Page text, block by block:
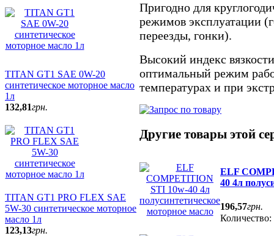
TITAN GT1 SAE 0W-20
синтетическое моторное масло
1л
132,81грн.
TITAN GT1 PRO FLEX SAE
5W-30 синтетическое моторное
масло 1л
123,13грн.
Пригодно для
режимов эксплуатации
переезды, гонки).
Высокий индекс
оптимальный режим
температурах и при
Другие товары этой
ELF
40 4л
196,57грн.
Количество: